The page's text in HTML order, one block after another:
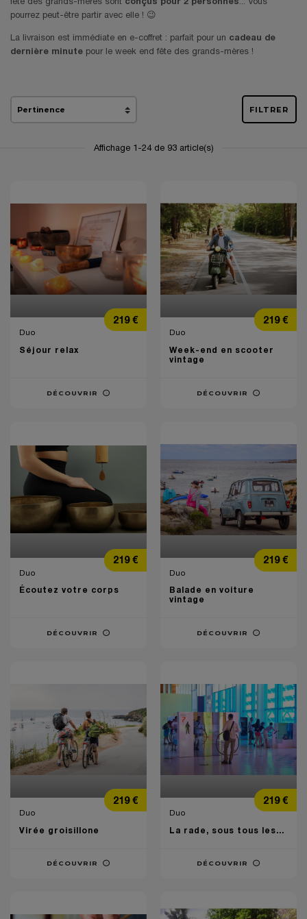
pourrez peut-être partir avec elle ! 😉
La livraison est immédiate en e-coffret : parfait pour un cadeau de
dernière minute pour le week end fête des grands-mères !
FILTRER
Affichage 1-24 de 93 article(s)
Prix219 €
Duo
Séjour relax
DÉCOUVRIR
Prix219 €
Duo
Week-end en scooter
vintage
DÉCOUVRIR
Prix219 €
Duo
Écoutez votre corps
DÉCOUVRIR
Prix219 €
Duo
Balade en voiture
vintage
DÉCOUVRIR
Prix219 €
Duo
Virée groisillone
DÉCOUVRIR
Prix219 €
Duo
La rade, sous tous les...
DÉCOUVRIR